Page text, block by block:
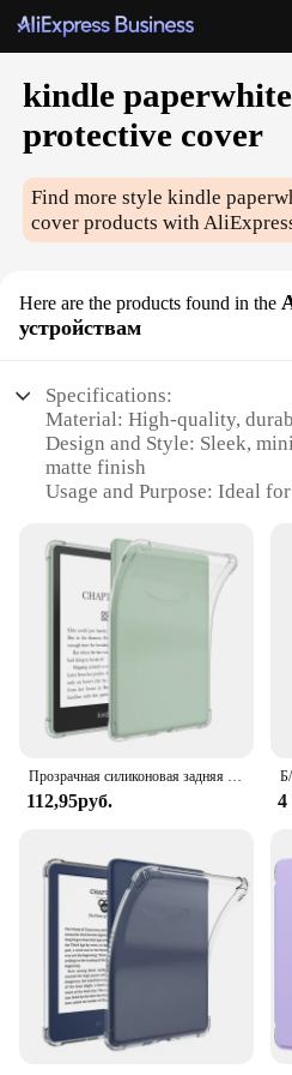
kindle paperwhite
protective cover
Find more stylekindle
cover products with
Here are the products found in the
устройствам
Specifications:
Material: High-quality,
Design and Style: Sleek,
matte finish
Usage and Purpose: Ideal
Performance and Property:
ensuring your device
Shape and Size: Precision-
of your Kindle Paperwhite
Compatibility: Specifically
Paperwhite
Features:
|Kindle Paperwhite Case
**Enhanced Protection for
The Kindle Paperwhite is
reader; it's a companion for
adventures. With its crisp
design, it's the perfect
lovers. However, to keep
condition, you need a
safeguards it from the
adds a touch of elegance to
Прозрачная силиконовая задняя крышка, защитный чехол, противоударный чехол для Kindle Paperwhite 6/6,8 11-го поколения выпуска 2021/2022
112,95руб. 4